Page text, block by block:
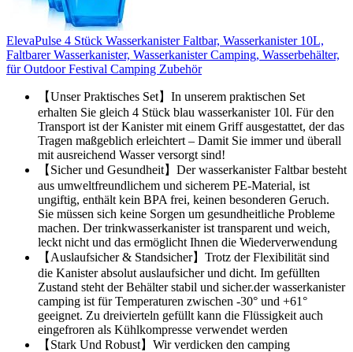
ElevaPulse 4 Stück Wasserkanister Faltbar, Wasserkanister 10L,
Faltbarer Wasserkanister, Wasserkanister Camping, Wasserbehälter,
für Outdoor Festival Camping Zubehör
【Unser Praktisches Set】In unserem praktischen Set
erhalten Sie gleich 4 Stück blau wasserkanister 10l. Für den
Transport ist der Kanister mit einem Griff ausgestattet, der das
Tragen maßgeblich erleichtert – Damit Sie immer und überall
mit ausreichend Wasser versorgt sind!
【Sicher und Gesundheit】Der wasserkanister Faltbar besteht
aus umweltfreundlichem und sicherem PE-Material, ist
ungiftig, enthält kein BPA frei, keinen besonderen Geruch.
Sie müssen sich keine Sorgen um gesundheitliche Probleme
machen. Der trinkwasserkanister ist transparent und weich,
leckt nicht und das ermöglicht Ihnen die Wiederverwendung
【Auslaufsicher & Standsicher】Trotz der Flexibilität sind
die Kanister absolut auslaufsicher und dicht. Im gefüllten
Zustand steht der Behälter stabil und sicher.der wasserkanister
camping ist für Temperaturen zwischen -30° und +61°
geeignet. Zu dreivierteln gefüllt kann die Flüssigkeit auch
eingefroren als Kühlkompresse verwendet werden
【Stark Und Robust】Wir verdicken den camping